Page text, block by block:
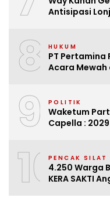
Antisipasi
8 HUKUM
PT Pertamina
Acara Mewah
9 POLITIK
Waketum
Capella :
10PENCAK SILAT
4.250 Warga
KERA SAKTI